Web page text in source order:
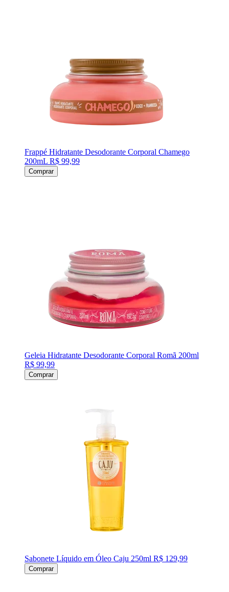
Frappé Hidratante Desodorante Corporal Chamego
200mL R$ 99,99
Comprar
Geleia Hidratante Desodorante Corporal Romã 200ml
R$ 99,99
Comprar
Sabonete Líquido em Óleo Caju 250ml R$ 129,99
Comprar